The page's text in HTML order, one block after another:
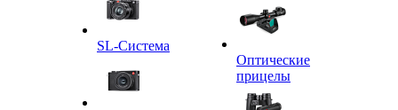
SL-Система
Оптические
прицелы